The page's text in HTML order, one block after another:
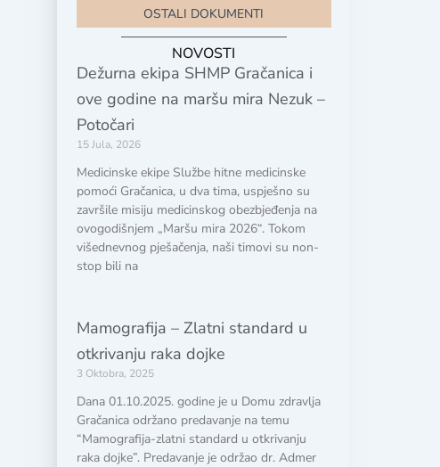
OSTALI DOKUMENTI
NOVOSTI
Dežurna ekipa SHMP Gračanica i
ove godine na maršu mira Nezuk –
Potočari
15 Jula, 2026
Medicinske ekipe Službe hitne medicinske
pomoći Gračanica, u dva tima, uspješno su
završile misiju medicinskog obezbjeđenja na
ovogodišnjem „Maršu mira 2026“. Tokom
višednevnog pješačenja, naši timovi su non-
stop bili na
Mamografija – Zlatni standard u
otkrivanju raka dojke
3 Oktobra, 2025
Dana 01.10.2025. godine je u Domu zdravlja
Gračanica održano predavanje na temu
“Mamografija-zlatni standard u otkrivanju
raka dojke”. Predavanje je održao dr. Admer